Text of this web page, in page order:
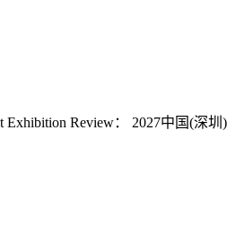
Review： 2027中国(深